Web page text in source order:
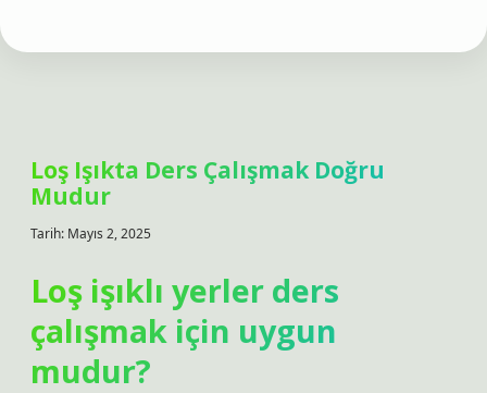
Loş Işıkta Ders Çalışmak Doğru
Mudur
Tarih: Mayıs 2, 2025
Loş işıklı yerler ders
çalışmak için uygun
mudur?